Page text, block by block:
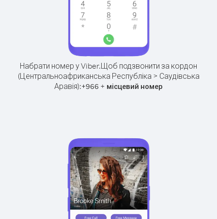
Набрати номер у Viber.Щоб подзвонити за кордон
(Центральноафриканська Республіка > Саудівська
Аравія):+966 + місцевий номер